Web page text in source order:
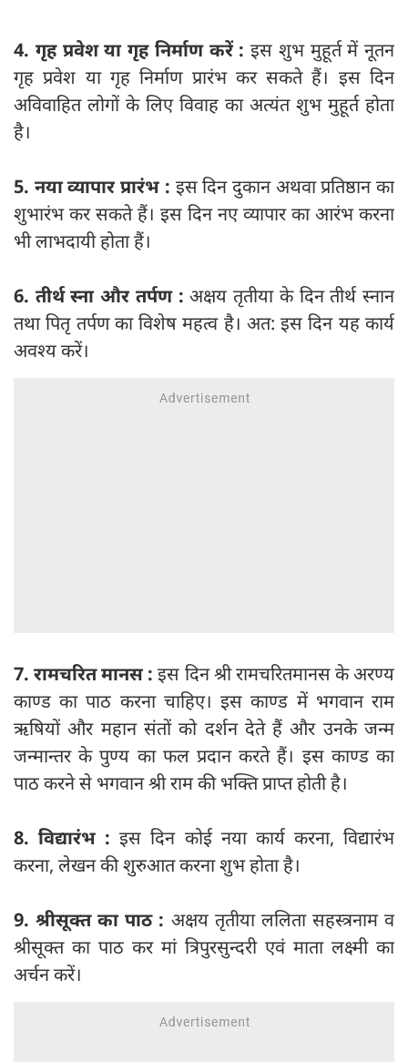
4. गृह प्रवेश या गृह निर्माण करें : इस शुभ मुहूर्त में नूतन
गृह प्रवेश या गृह निर्माण प्रारंभ कर सकते हैं। इस दिन
अविवाहित लोगों के लिए विवाह का अत्यंत शुभ मुहूर्त होता
है।
5. नया व्यापार प्रारंभ : इस दिन दुकान अथवा प्रतिष्ठान का
शुभारंभ कर सकते हैं। इस दिन नए व्यापार का आरंभ करना
भी लाभदायी होता हैं।
6. तीर्थ स्ना और तर्पण :अक्षय तृतीया के दिन तीर्थ स्नान
तथा पितृ तर्पण का विशेष महत्व है। अत: इस दिन यह कार्य
अवश्य करें।
7. रामचरित मानस : इस दिन श्री रामचरितमानस के अरण्य
काण्ड का पाठ करना चाहिए। इस काण्‍ड में भगवान राम
ऋषियों और महान संतों को दर्शन देते हैं और उनके जन्म
जन्मान्तर के पुण्य का फल प्रदान करते हैं। इस काण्ड का
पाठ करने से भगवान श्री राम की भक्ति प्राप्त होती है।
8. विद्यारंभ :इस दिन कोई नया कार्य करना, विद्यारंभ
करना, लेखन की शुरुआत करना शुभ होता है।
9. श्रीसूक्त का पाठ : अक्षय तृतीया ललिता सहस्त्रनाम व
श्रीसूक्त का पाठ कर मां त्रिपुरसुन्दरी एवं माता लक्ष्मी का
अर्चन करें।